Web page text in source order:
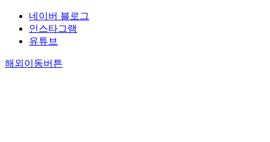
네이버 블로그
인스타그램
유튜브
해외이동버튼